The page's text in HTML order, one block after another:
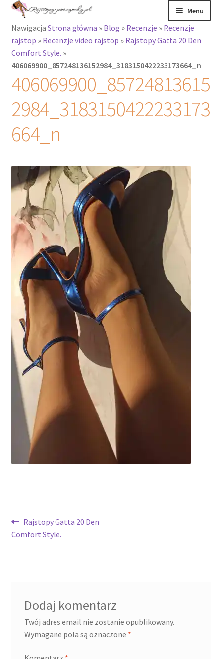
Przejdź
nawigacji
Przejdź
treści
Menu
Rajstopy
Rozwiń
menu
potomne
Rajstopy Orirose
Pończochy i
Podkolanówki i
skarpetki
Wszystkie
produkty
Recenzje
Rozwiń
menu
potomne
Nawigacja Strona główna » Blog » Recenzje » Recenzje
rajstop » Recenzje video rajstop » Rajstopy Gatta 20 Den
Comfort Style. »
406069900_857248136152984_3183150422233173664_n
406069900_85724813615
2984_3183150422233173
664_n
Nawigacja
wpisu
Poprzedni
wpis:
Rajstopy Gatta 20 Den
Comfort Style.
Dodaj komentarz
Twój adres email nie zostanie opublikowany.
Wymagane pola są oznaczone *